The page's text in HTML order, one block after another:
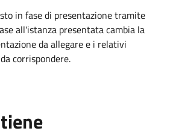
in fase di presentazione tramite
all'istanza presentata cambia la
da allegare e i relativi
da corrispondere.